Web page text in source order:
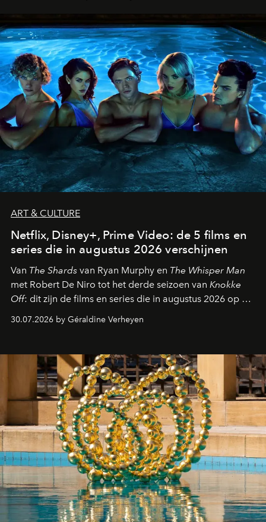
ART & CULTURE
Netflix, Disney+, Prime Video: de 5 films en
series die in augustus 2026 verschijnen
Van The Shards van Ryan Murphy en The Whisper Man
met Robert De Niro tot het derde seizoen van Knokke
Off: dit zijn de films en series die in augustus 2026 op de
30.07.2026 by Géraldine Verheyen